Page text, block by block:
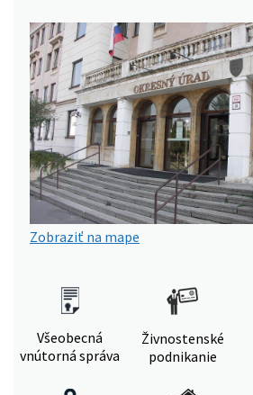
Zobraziť na mape
Všeobecná
vnútorná správa
Živnostenské
podnikanie